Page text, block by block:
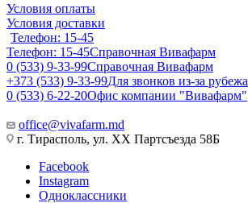
Условия оплаты
Условия доставки
Телефон: 15-45
Телефон: 15-45Справочная Вивафарм
0 (533) 9-33-99Справочная Вивафарм
+373 (533) 9-33-99Для звонков из-за рубежа
0 (533) 6-22-20Офис компании "Вивафарм"
office@vivafarm.md
г. Тирасполь, ул. ХХ Партсъезда 58Б
Facebook
Instagram
Одноклассники